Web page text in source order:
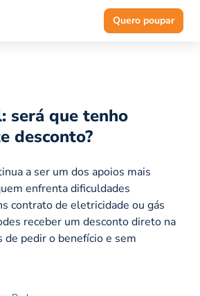
Quero poupar
será que tenho
desconto?
a ser um dos apoios mais
enfrenta dificuldades
contrato de eletricidade ou gás
receber um desconto direto na
pedir o benefício e sem